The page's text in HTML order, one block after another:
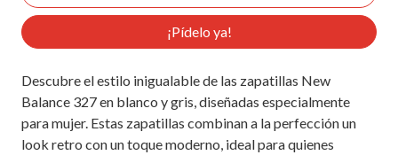
¡Pídelo ya!
Descubre el estilo inigualable de las zapatillas New
Balance 327 en blanco y gris, diseñadas especialmente
para mujer. Estas zapatillas combinan a la perfección un
look retro con un toque moderno, ideal para quienes